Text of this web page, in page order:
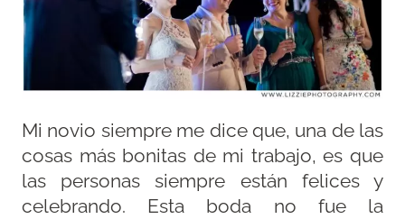
Mi novio siempre me dice que, una de las
cosas más bonitas de mi trabajo, es que
las personas siempre están felices y
celebrando. Esta boda no fue la